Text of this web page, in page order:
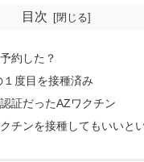
目次
約した？
１度目を接種済み
証だったAZワクチン
チンを接種してもいいと